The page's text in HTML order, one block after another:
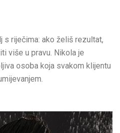
s riječima: ako želiš rezultat,
više u pravu. Nikola je
osoba koja svakom klijentu